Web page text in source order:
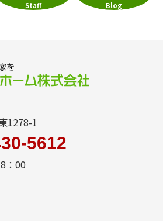
Staff Blog
1278-1
5612
：00